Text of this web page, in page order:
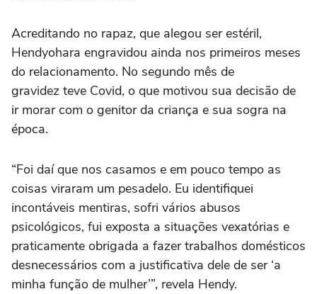
Acreditando no rapaz, que alegou ser estéril,
Hendyohara engravidou ainda nos primeiros meses
do relacionamento. No segundo mês de
gravidez teve Covid, o que motivou sua decisão de
ir morar com o genitor da criança e sua sogra na
época.
“Foi daí que nos casamos e em pouco tempo as
coisas viraram um pesadelo. Eu identifiquei
incontáveis mentiras, sofri vários abusos
psicológicos, fui exposta a situações vexatórias e
praticamente obrigada a fazer trabalhos domésticos
desnecessários com a justificativa dele de ser ‘a
minha função de mulher’”, revela Hendy.